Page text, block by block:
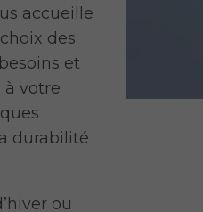
accueille
des
et
à votre
durabilité
ou